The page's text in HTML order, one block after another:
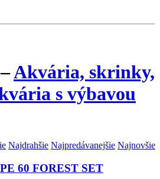
–Akvária, skrinky,
s výbavou
Najdrahšie Najpredávanejšie Najnovšie
60 FOREST SET